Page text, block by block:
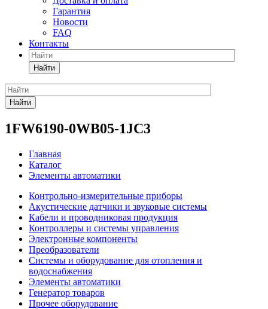
Гарантия
Новости
FAQ
Контакты
Найти
Найти
1FW6190-0WB05-1JC3
Главная
Каталог
Элементы автоматики
Контрольно-измерительные приборы
Акустические датчики и звуковые системы
Кабели и проводниковая продукция
Контроллеры и системы управления
Электронные компоненты
Преобразователи
Системы и оборудование для отопления и
водоснабжения
Элементы автоматики
Генератор товаров
Прочее оборудование